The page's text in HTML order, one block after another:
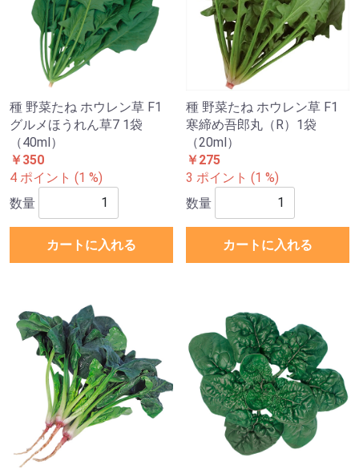
種 野菜たね ホウレン草 F1
グルメほうれん草7 1袋
（40ml）
￥350
4 ポイント (1 %)
数量
カートに入れる
種 野菜たね ホウレン草 F1
寒締め吾郎丸（R）1袋
（20ml）
￥275
3 ポイント (1 %)
数量
カートに入れる